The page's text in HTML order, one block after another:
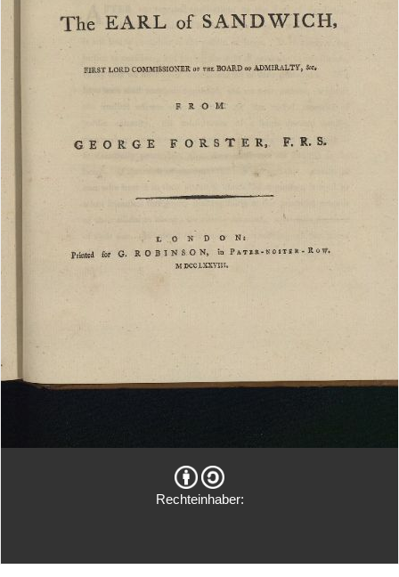
Rechteinhaber: